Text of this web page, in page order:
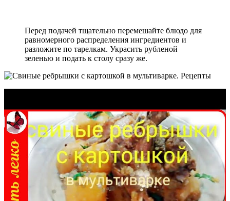
Перед подачей тщательно перемешайте блюдо для
равномерного распределения ингредиентов и
разложите по тарелкам. Украсить рубленой
зеленью и подать к столу сразу же.